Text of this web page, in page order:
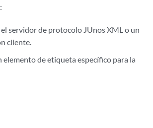
servidor de protocolo JUnos XML o un
cliente.
de etiqueta específico para la